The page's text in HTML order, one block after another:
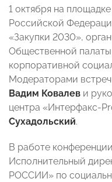
1 октября на
Российской
«Закупки 2030»,
Общественной
корпоративной
Модераторами
Вадим Ковалев и
центра «Интерфакс-
Сухадольский.
В работе
Исполнительный
РОССИИ» по